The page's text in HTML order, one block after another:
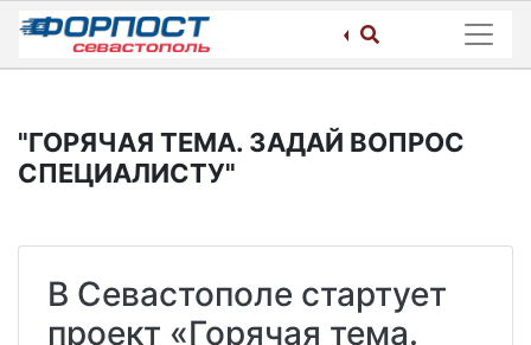
Skip
content
"ГОРЯЧАЯ ТЕМА. ЗАДАЙ ВОПРОС
СПЕЦИАЛИСТУ"
В Севастополе стартует
проект «Горячая тема.